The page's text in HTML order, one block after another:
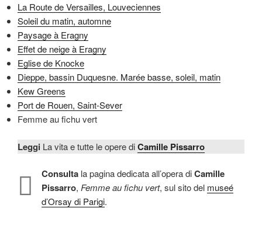
La Route de Versailles, Louveciennes
Soleil du matin, automne
Paysage à Eragny
Effet de neige à Eragny
Eglise de Knocke
Dieppe, bassin Duquesne. Marée basse, soleil, matin
Kew Greens
Port de Rouen, Saint-Sever
Femme au fichu vert
Leggi La vita e tutte le opere diCamille Pissarro
Consulta la pagina dedicata all’opera diCamille
Pissarro, Femme au fichu vert, sul sito del museé
d’Orsay di Parigi.